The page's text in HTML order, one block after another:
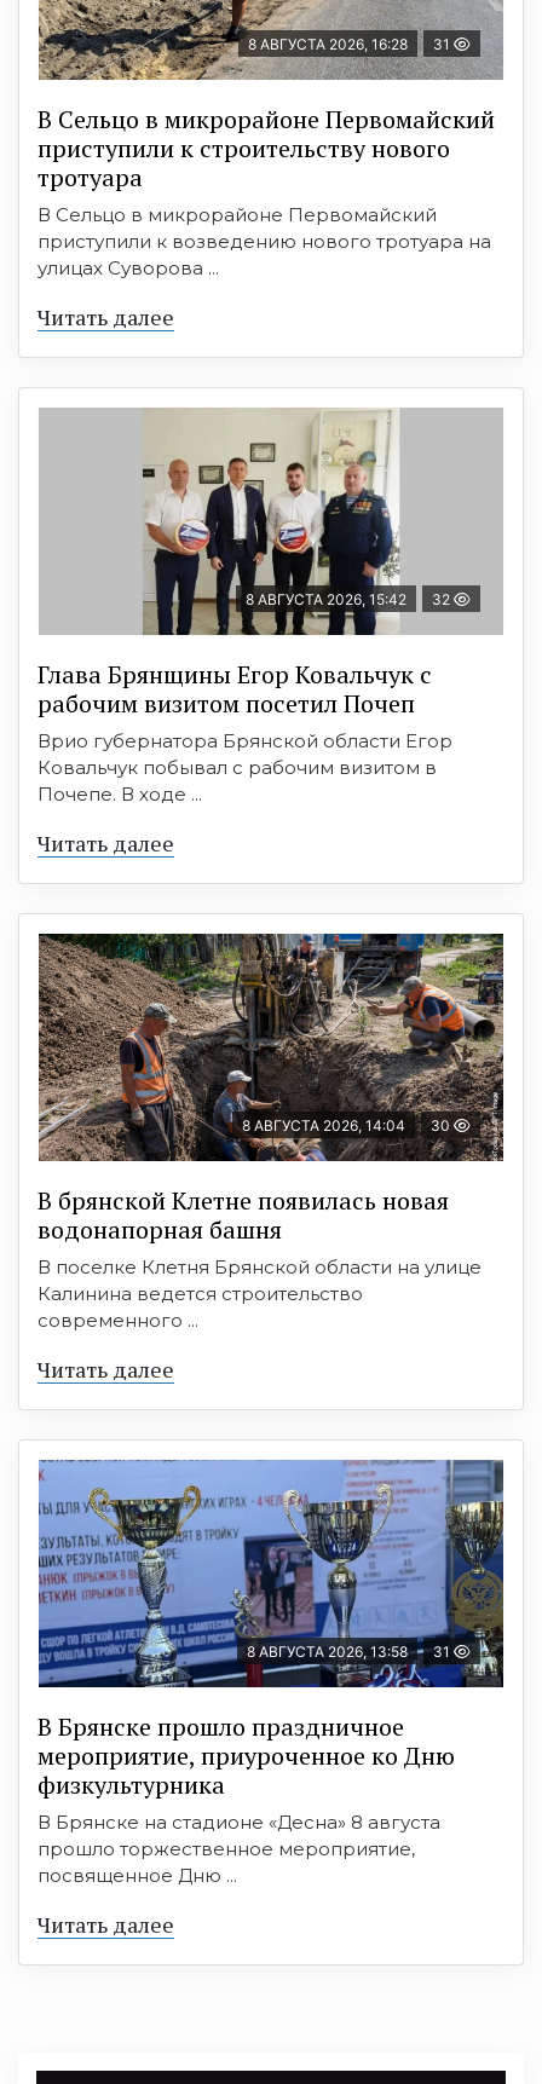
8 АВГУСТА 2026, 16:28 31
В Сельцо в микрорайоне Первомайский
приступили к строительству нового
тротуара
В Сельцо в микрорайоне Первомайский
приступили к возведению нового тротуара на
улицах Суворова ...
Читать далее
8 АВГУСТА 2026, 15:42 32
Глава Брянщины Егор Ковальчук с
рабочим визитом посетил Почеп
Врио губернатора Брянской области Егор
Ковальчук побывал с рабочим визитом в
Почепе. В ходе ...
Читать далее
8 АВГУСТА 2026, 14:04 30
В брянской Клетне появилась новая
водонапорная башня
В поселке Клетня Брянской области на улице
Калинина ведется строительство
современного ...
Читать далее
8 АВГУСТА 2026, 13:58 31
В Брянске прошло праздничное
мероприятие, приуроченное ко Дню
физкультурника
В Брянске на стадионе «Десна» 8 августа
прошло торжественное мероприятие,
посвященное Дню ...
Читать далее